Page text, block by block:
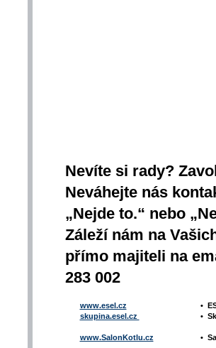
Nevíte si rady?
Neváhejte nás
„Nejde to.“ nebo
Záleží nám na
přímo majiteli na
283 002
www.esel.cz
skupina.esel.cz
www.SalonKotlu.cz
•
•
•